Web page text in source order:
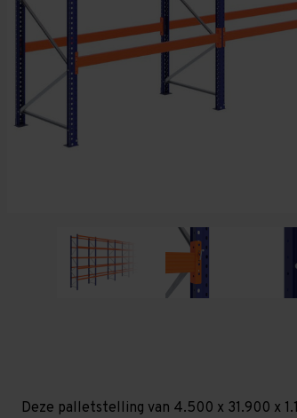
Deze palletstelling van 4.500 x 31.900 x